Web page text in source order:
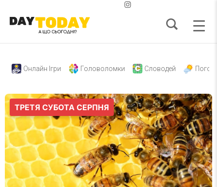
Онлайн Ігри Головоломки Словодей